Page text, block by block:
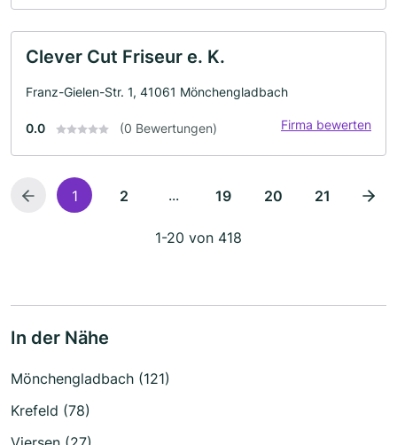
Clever Cut Friseur e. K.
Franz-Gielen-Str. 1, 41061 Mönchengladbach
0.0 (0 Bewertungen) Firma bewerten
1 2 ... 19 20 21
1-20 von 418
In der Nähe
Mönchengladbach (121)
Krefeld (78)